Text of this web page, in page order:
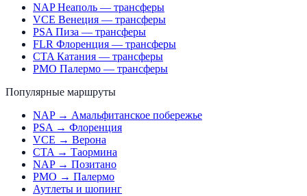
NAP Неаполь — трансферы
VCE Венеция — трансферы
PSA Пиза — трансферы
FLR Флоренция — трансферы
CTA Катания — трансферы
PMO Палермо — трансферы
Популярные маршруты
NAP → Амальфитанское побережье
PSA → Флоренция
VCE → Верона
CTA → Таормина
NAP → Позитано
PMO → Палермо
Аутлеты и шопинг